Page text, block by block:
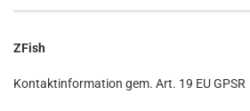
ZFish
Kontaktinformation gem. Art. 19 EU GPSR